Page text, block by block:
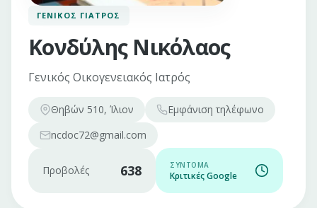
ΓΕΝΙΚΌΣ ΓΙΑΤΡΌΣ
Κονδύλης Νικόλαος
Γενικός Οικογενειακός Ιατρός
Θηβών 510, Ίλιον Εμφάνιση τηλέφωνο
ncdoc72@gmail.com
Προβολές 638 ΣΎΝΤΟΜΑ
Κριτικές Google